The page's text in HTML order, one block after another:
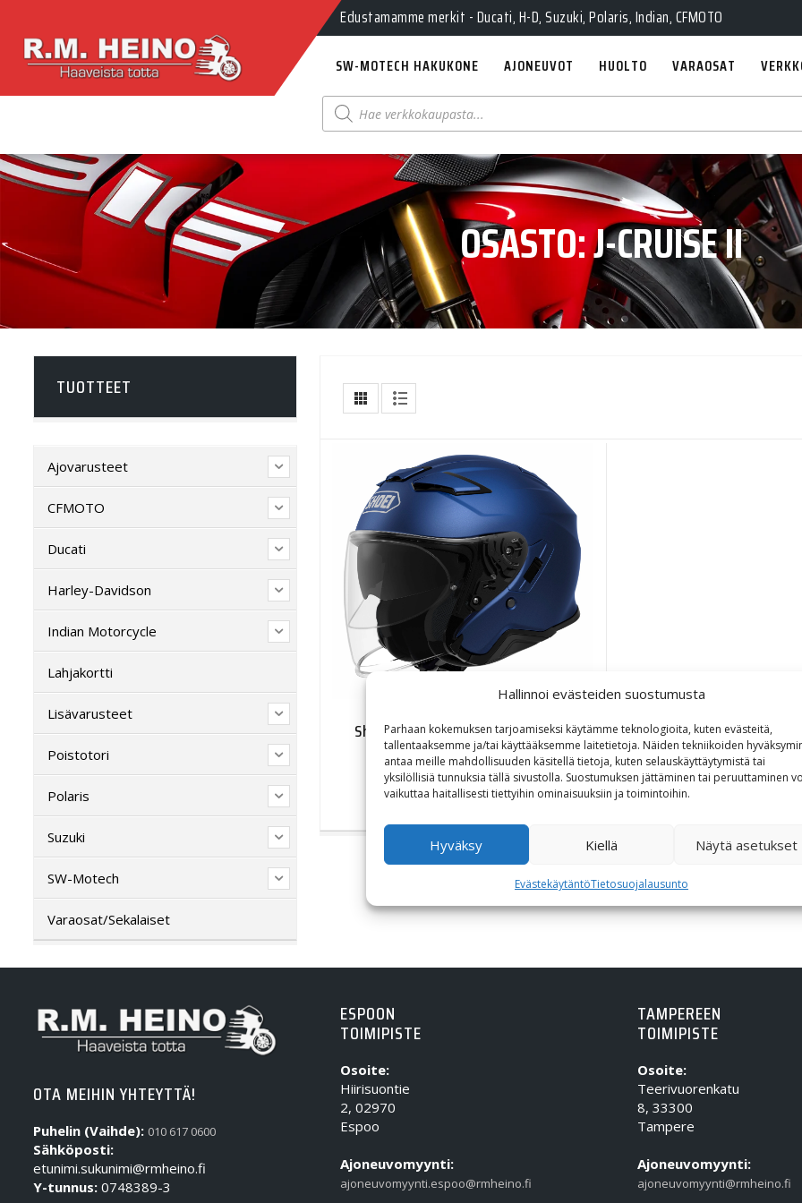
Hallinnoi evästeiden suostumusta
Parhaan kokemuksen tarjoamiseksi käytämme teknologioita, kuten evästeitä,
tallentaaksemme ja/tai käyttääksemme laitetietoja. Näiden tekniikoiden
antaa meille mahdollisuuden käsitellä tietoja, kuten selauskäyttäytymistä tai
yksilöllisiä tunnuksia tällä sivustolla. Suostumuksen jättäminen tai peruuttaminen
vaikuttaa haitallisesti tiettyihin ominaisuuksiin ja toimintoihin.
Hyväksy Kiellä Näytä asetukset
EvästekäytäntöTietosuojalausunto
Edustamamme merkit - Ducati, H-D, Suzuki, Polaris, Indian, CFMOTO
SW-MOTECH HAKUKONE AJONEUVOT HUOLTO VARAOSAT
Products
search
OSASTO:J-CRUISE II
Shoei J-Cruise II Matt Blue Metallic
525,30€
TUOTTEET
Ajovarusteet
CFMOTO
Ducati
Harley-Davidson
Indian Motorcycle
Lahjakortti
Lisävarusteet
Poistotori
Polaris
Suzuki
SW-Motech
Varaosat/Sekalaiset
OTA MEIHIN YHTEYTTÄ!
Puhelin (Vaihde): 010 617 0600
Sähköposti:
etunimi.sukunimi@rmheino.fi
Y-tunnus: 0748389-3
ESPOON
TOIMIPISTE
Osoite:
Hiirisuontie
2, 02970
Espoo
Ajoneuvomyynti:
ajoneuvomyynti.espoo@rmheino.fi
TAMPEREEN
TOIMIPISTE
Osoite:
Teerivuorenkatu
8, 33300
Tampere
Ajoneuvomyynti:
ajoneuvomyynti@rmheino.fi